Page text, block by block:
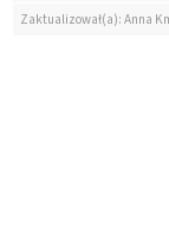
Zaktualizował(a): Anna